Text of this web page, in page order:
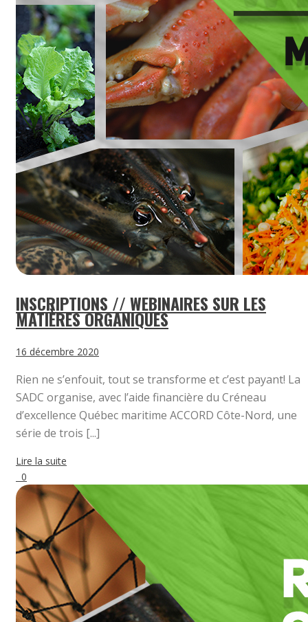
INSCRIPTIONS // WEBINAIRES SUR LES
MATIÈRES ORGANIQUES
16 décembre 2020
Rien ne s’enfouit, tout se transforme et c’est payant! La
SADC organise, avec l’aide financière du Créneau
d’excellence Québec maritime ACCORD Côte-Nord, une
série de trois [...]
Lire la suite
0